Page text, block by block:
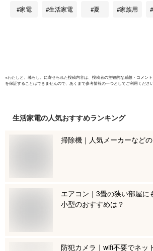
所 おしゃ
家電 生活家電 夏 家族用
※わたしと、暮らし。 に寄せられた投稿内容は、投稿者の主観的な感想・コメン
を保証することはできませんので、あくまで参考情報の一つとしてご利用ください
生活家電の人気おすすめランキング
掃除機｜人気メーカーなど
エアコン｜3畳の狭い部屋に
小型のおすすめは？
防犯カメラ｜wifi不要でネッ